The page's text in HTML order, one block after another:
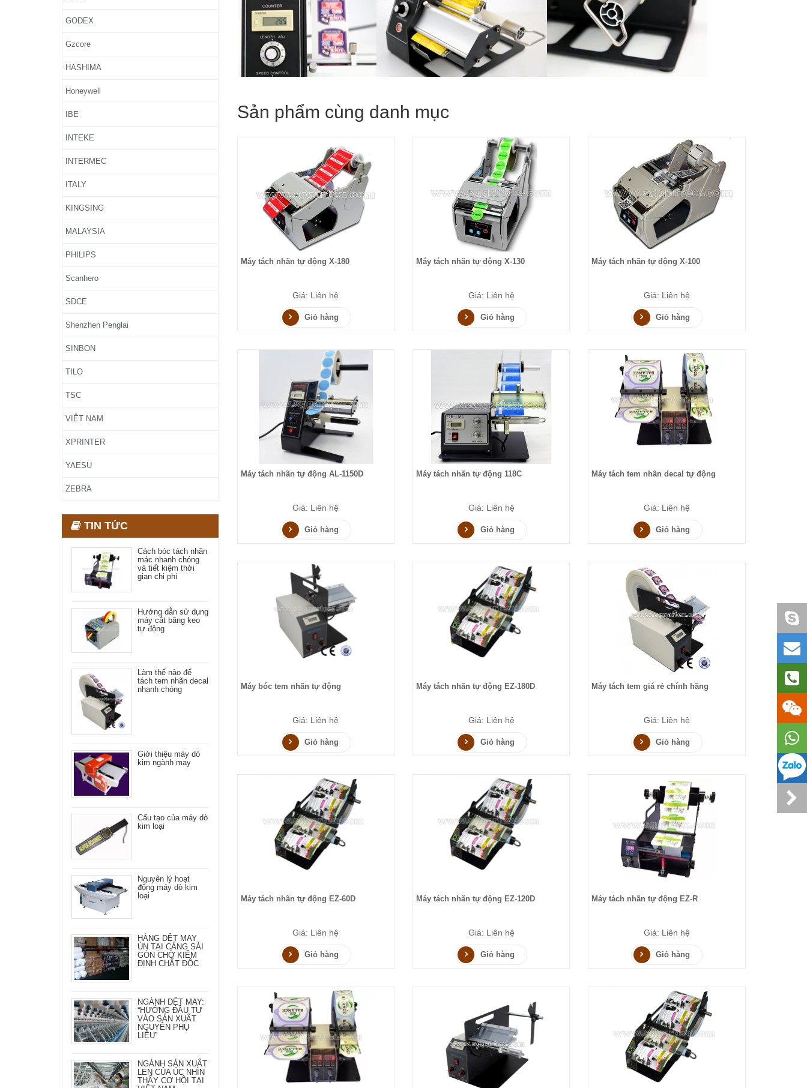
Sản phẩm cùng danh mục
Máy tách nhãn tự động X-180
Giá: Liên hệ
Giỏ hàng
Máy tách nhãn tự động X-130
Giá: Liên hệ
Giỏ hàng
Máy tách nhãn tự động X-100
Giá: Liên hệ
Giỏ hàng
Máy tách nhãn tự động AL-1150D
Giá: Liên hệ
Giỏ hàng
Máy tách nhãn tự động 118C
Giá: Liên hệ
Giỏ hàng
Máy tách tem nhãn decal tự động
Giá: Liên hệ
Giỏ hàng
Máy bóc tem nhãn tự động
Giá: Liên hệ
Giỏ hàng
Máy tách nhãn tự động EZ-180D
Giá: Liên hệ
Giỏ hàng
Máy tách tem giá rẻ chính hãng
Giá: Liên hệ
Giỏ hàng
Máy tách nhãn tự động EZ-60D
Giá: Liên hệ
Giỏ hàng
Máy tách nhãn tự động EZ-120D
Giá: Liên hệ
Giỏ hàng
Máy tách nhãn tự động EZ-R
Giá: Liên hệ
Giỏ hàng
GODEX
Gzcore
HASHIMA
Honeywell
IBE
INTEKE
INTERMEC
ITALY
KINGSING
MALAYSIA
PHILIPS
Scanhero
SDCE
Shenzhen Penglai
SINBON
TILO
TSC
VIỆT NAM
XPRINTER
YAESU
ZEBRA
TIN TỨC
Cách bóc tách nhãn
mác nhanh chóng
và tiết kiệm thời
gian chi phí
Hướng dẫn sử dụng
máy cắt băng keo
tự động
Làm thế nào để
tách tem nhãn decal
nhanh chóng
Giới thiệu máy dò
kim ngành may
Cấu tạo của máy dò
kim loại
Nguyên lý hoạt
động máy dò kim
loại
HÀNG DỆT MAY
ÙN TẠI CẢNG SÀI
GÒN CHỜ KIỂM
ĐỊNH CHẤT ĐỘC
NGÀNH DỆT MAY:
“HƯỚNG ĐẦU TƯ
VÀO SẢN XUẤT
NGUYÊN PHỤ
LIỆU”
NGÀNH SẢN XUẤT
LEN CỦA ÚC NHÌN
THẤY CƠ HỘI TẠI